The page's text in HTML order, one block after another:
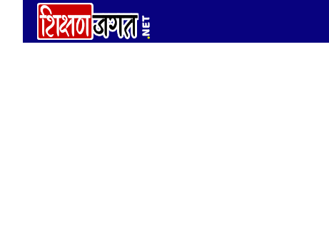
content